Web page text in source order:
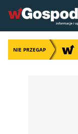
NIE PRZEGAP